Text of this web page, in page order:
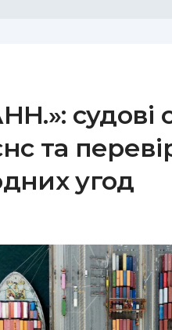
судові
та
угод